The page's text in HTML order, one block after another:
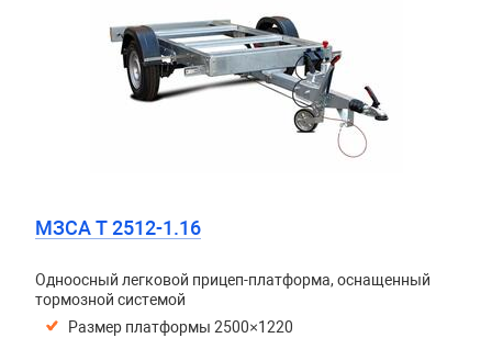
МЗСА T 2512-1.16
Одноосный легковой прицеп-платформа, оснащенный
тормозной системой
Размер платформы 2500×1220